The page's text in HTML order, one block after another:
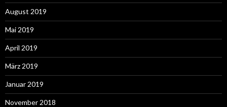
August 2019
Mai 2019
April 2019
März 2019
Januar 2019
November 2018